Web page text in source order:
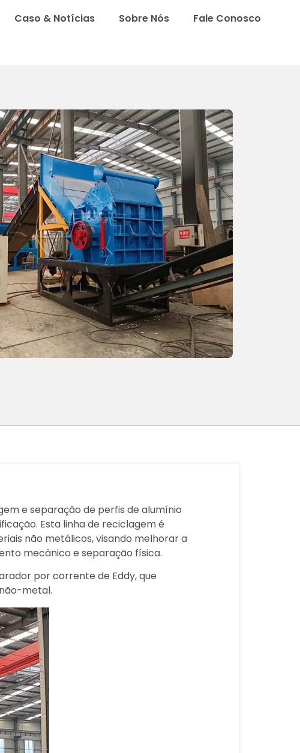
Caso & Notícias Sobre Nós
Fale Conosco
e separação de perfis de alumínio
Esta linha de reciclagem é
não metálicos, visando melhorar a
mecânico e separação física.
por corrente de Eddy, que
metal.